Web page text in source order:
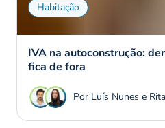
Habitação
IVA na autoconstrução:
fica de fora
Por Luís Nunes e